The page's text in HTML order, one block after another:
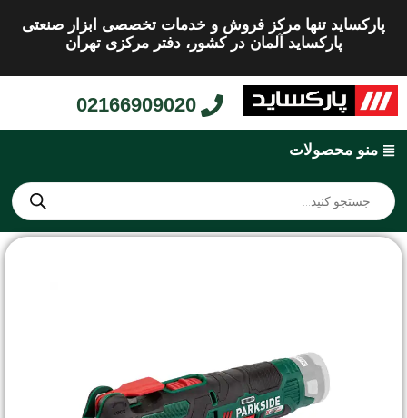
پارکساید تنها مرکز فروش و خدمات تخصصی ابزار صنعتی
پارکساید آلمان در کشور، دفتر مرکزی تهران
02166909020
منو محصولات